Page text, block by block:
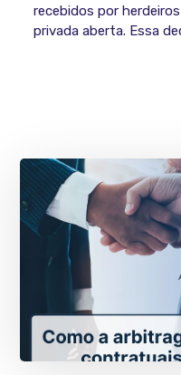
recebidos por
privada aberta. Essa